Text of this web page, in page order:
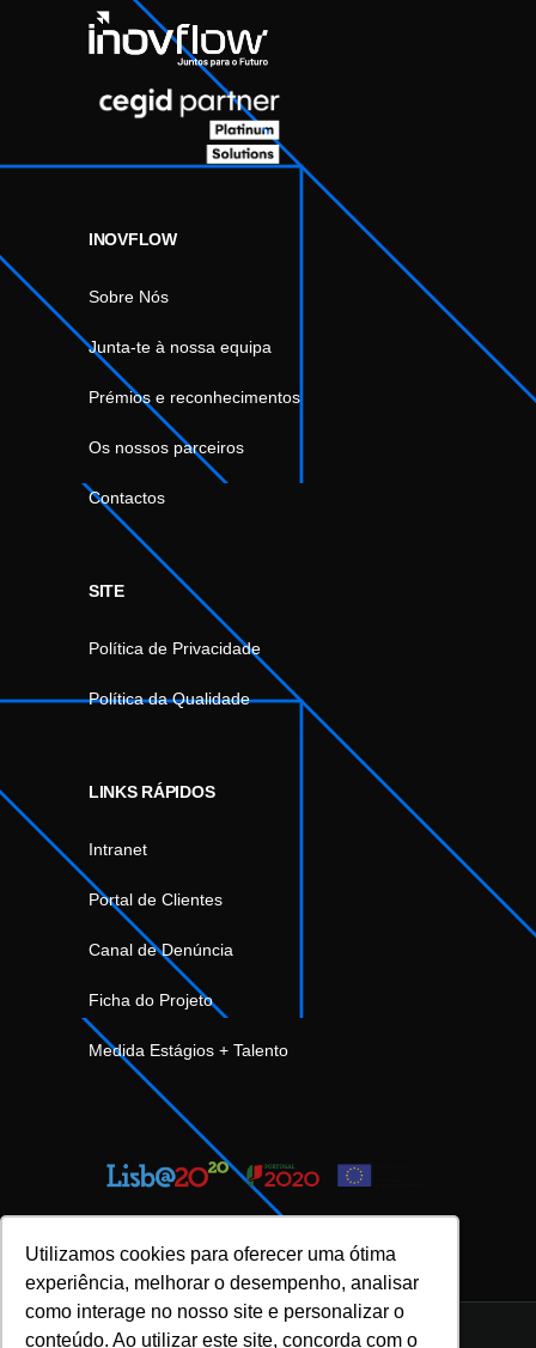
Utilizamos cookies para oferecer uma ótima
experiência, melhorar o desempenho, analisar
como interage no nosso site e personalizar o
conteúdo. Ao utilizar este site, concorda com o
INOVFLOW
Sobre Nós
Junta-te à nossa equipa
Prémios e reconhecimentos
Os nossos parceiros
Contactos
SITE
Política de Privacidade
Política da Qualidade
LINKS RÁPIDOS
Intranet
Portal de Clientes
Canal de Denúncia
Ficha do Projeto
Medida Estágios + Talento